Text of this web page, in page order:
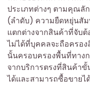
ประเภทต่างๆ ตามคุณลั
(ลำดับ) ความยืดหยุ่นสั
แตกต่างจากสินค้าที่จับต้
ไม่ได้ที่บุคคลจะถือครอ
นั้นครอบครองพื้นที่ทาง
จากบริการตรงที่สินค้า
ได้และสามารถซื้อขาย